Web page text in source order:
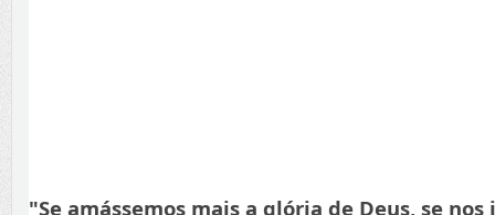
"Se amássemos mais a glória de Deus, se